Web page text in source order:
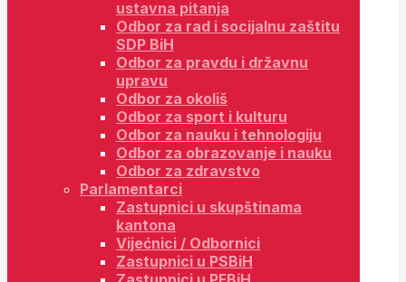
ustavna pitanja
Odbor za rad i socijalnu zaštitu
SDP BiH
Odbor za pravdu i državnu
upravu
Odbor za okoliš
Odbor za sport i kulturu
Odbor za nauku i tehnologiju
Odbor za obrazovanje i nauku
Odbor za zdravstvo
Parlamentarci
Zastupnici u skupštinama
kantona
Vijećnici / Odbornici
Zastupnici u PSBiH